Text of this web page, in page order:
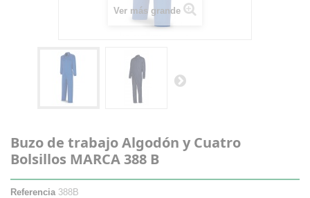
Ver más grande
Buzo de trabajo Algodón y Cuatro
Bolsillos MARCA 388 B
Referencia 388B